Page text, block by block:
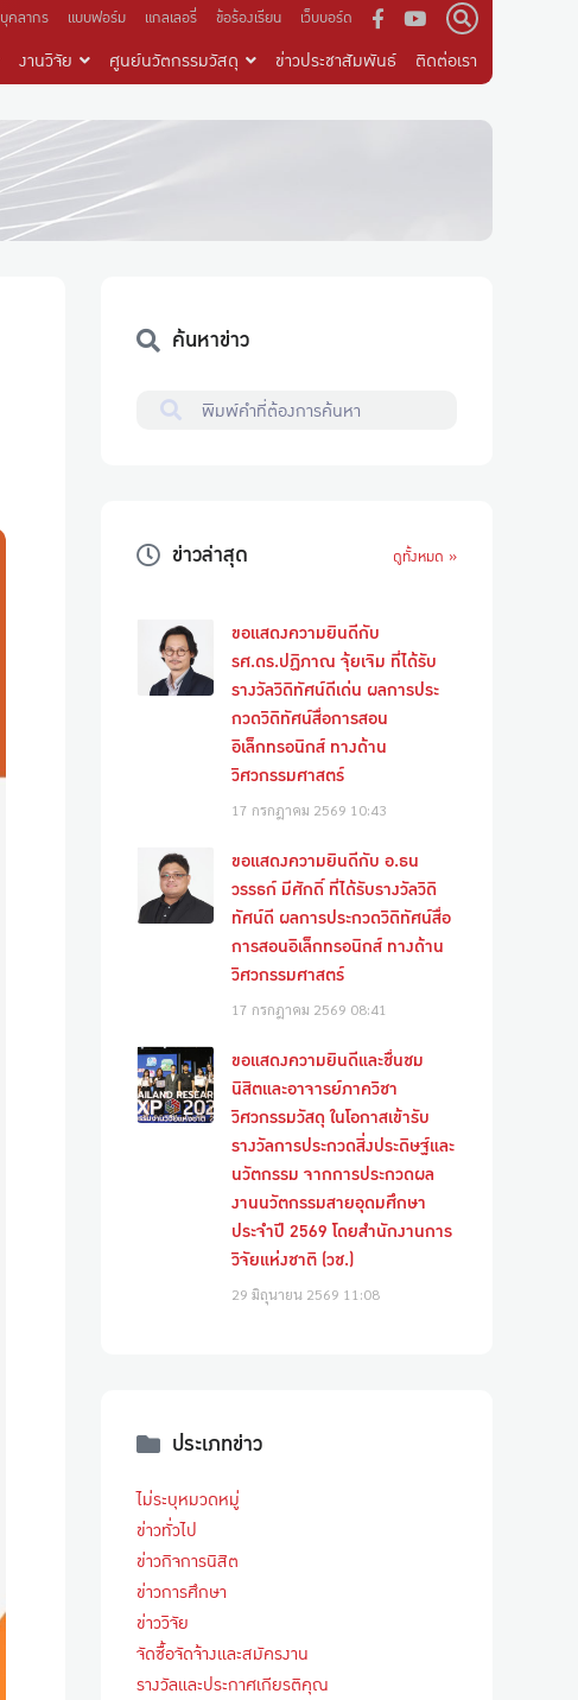
บุคลากร แบบฟอร์ม แกลเลอรี่ ข้อร้องเรียน เว็บบอร์ด
งานวิจัย ศูนย์นวัตกรรมวัสดุ ข่าวประชาสัมพันธ์ ติดต่อเรา
ค้นหาข่าว
ข่าวล่าสุด ดูทั้งหมด »
ขอแสดงความยินดีกับ
รศ.ดร.ปฏิภาณ จุ้ยเจิม ที่ได้รับ
รางวัลวิดิทัศน์ดีเด่น ผลการประ
กวดวิดิทัศน์สื่อการสอน
อิเล็กทรอนิกส์ ทางด้าน
วิศวกรรมศาสตร์
17 กรกฎาคม 2569 10:43
ขอแสดงความยินดีกับ อ.ธน
วรรธก์ มีศักดิ์ ที่ได้รับรางวัลวิดิ
ทัศน์ดี ผลการประกวดวิดิทัศน์สื่อ
การสอนอิเล็กทรอนิกส์ ทางด้าน
วิศวกรรมศาสตร์
17 กรกฎาคม 2569 08:41
ขอแสดงความยินดีและชื่นชม
นิสิตและอาจารย์ภาควิชา
วิศวกรรมวัสดุ ในโอกาสเข้ารับ
รางวัลการประกวดสิ่งประดิษฐ์และ
นวัตกรรม จากการประกวดผล
งานนวัตกรรมสายอุดมศึกษา
ประจำปี 2569 โดยสำนักงานการ
วิจัยแห่งชาติ (วช.)
29 มิถุนายน 2569 11:08
ประเภทข่าว
ไม่ระบุหมวดหมู่
ข่าวทั่วไป
ข่าวกิจการนิสิต
ข่าวการศึกษา
ข่าววิจัย
จัดซื้อจัดจ้างและสมัครงาน
รางวัลและประกาศเกียรติคุณ